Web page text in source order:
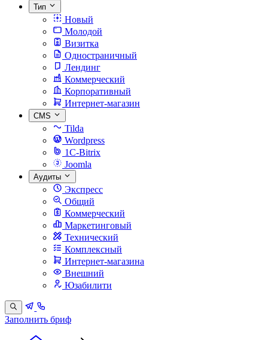
Тип
Новый
Молодой
Визитка
Одностраничный
Лендинг
Коммерческий
Корпоративный
Интернет-магазин
CMS
Tilda
Wordpress
1C-Bitrix
Joomla
Аудиты
Экспресс
Общий
Коммерческий
Маркетинговый
Технический
Комплексный
Интернет-магазина
Внешний
Юзабилити
Заполнить бриф